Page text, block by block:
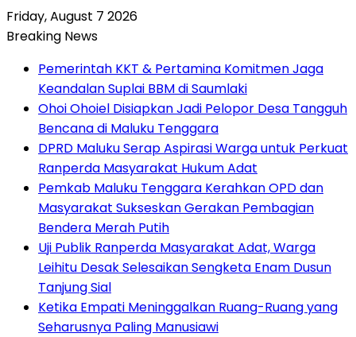
Friday, August 7 2026
Breaking News
Pemerintah KKT & Pertamina Komitmen Jaga
Keandalan Suplai BBM di Saumlaki
Ohoi Ohoiel Disiapkan Jadi Pelopor Desa Tangguh
Bencana di Maluku Tenggara
DPRD Maluku Serap Aspirasi Warga untuk Perkuat
Ranperda Masyarakat Hukum Adat
Pemkab Maluku Tenggara Kerahkan OPD dan
Masyarakat Sukseskan Gerakan Pembagian
Bendera Merah Putih
Uji Publik Ranperda Masyarakat Adat, Warga
Leihitu Desak Selesaikan Sengketa Enam Dusun
Tanjung Sial
Ketika Empati Meninggalkan Ruang-Ruang yang
Seharusnya Paling Manusiawi